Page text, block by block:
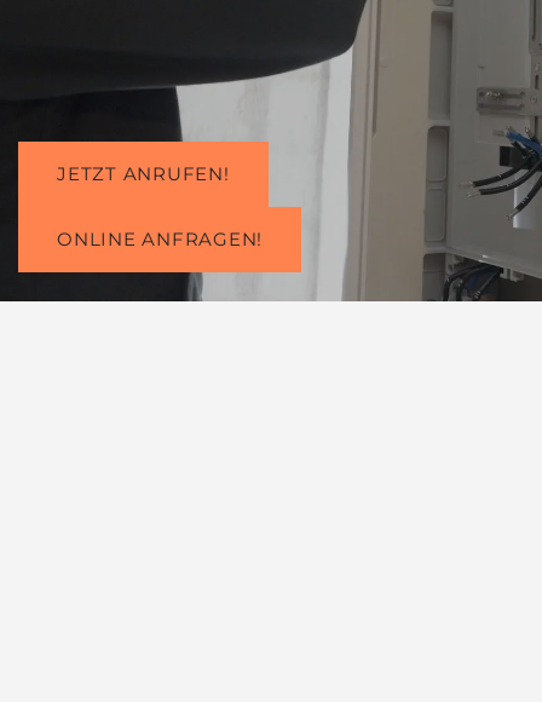
JETZT ANRUFEN!
ONLINE ANFRAGEN!